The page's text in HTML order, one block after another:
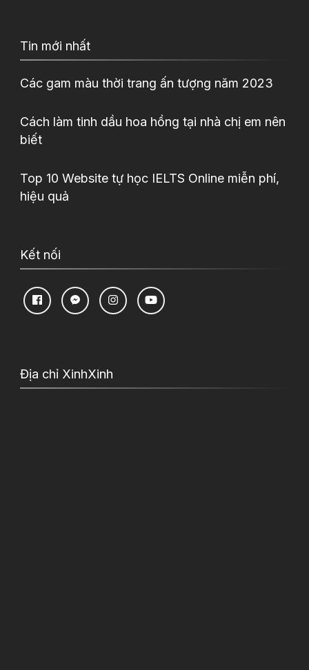
Tin mới nhất
Các gam màu thời trang ấn tượng năm 2023
Cách làm tinh dầu hoa hồng tại nhà chị em nên
biết
Top 10 Website tự học IELTS Online miễn phí,
hiệu quả
Kết nối
Địa chỉ XinhXinh